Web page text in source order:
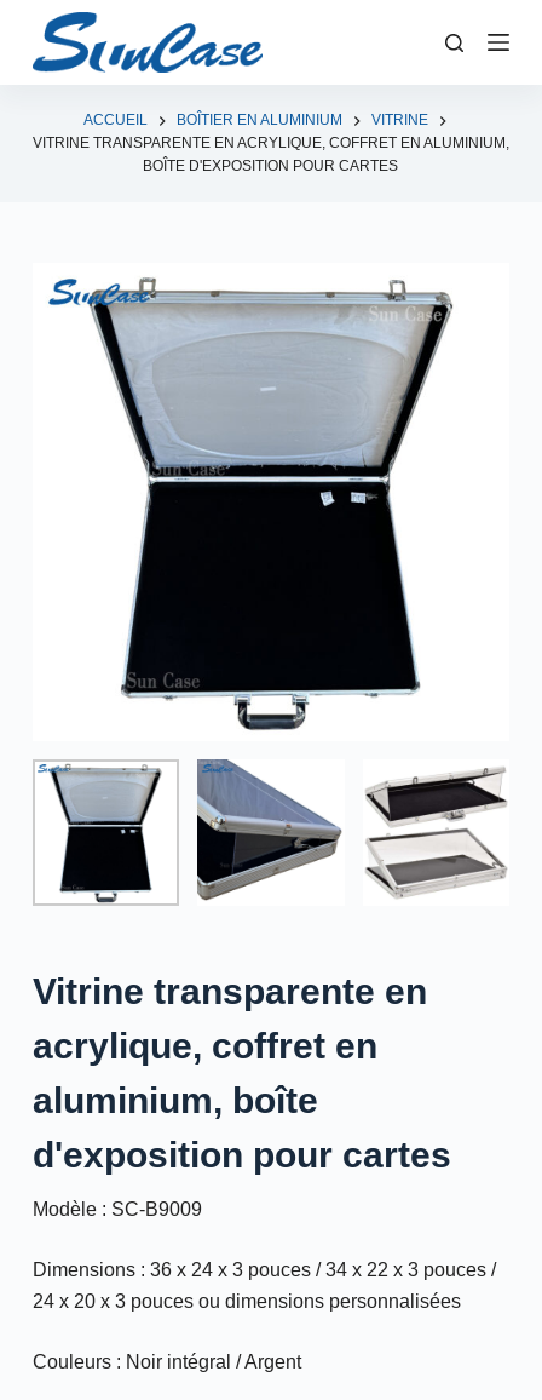
a
ACCUEIL BOÎTIER EN ALUMINIUM
VITRINE
VITRINE TRANSPARENTE EN ACRYLIQUE, COFFRET EN ALUMINIUM,
BOÎTE D'EXPOSITION POUR CARTES
Vitrine transparente en
acrylique, coffret en
aluminium, boîte
d'exposition pour cartes
Modèle : SC-B9009
Dimensions : 36 x 24 x 3 pouces / 34 x 22 x 3 pouces /
24 x 20 x 3 pouces ou dimensions personnalisées
Couleurs : Noir intégral / Argent